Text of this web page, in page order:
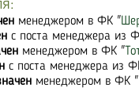
менеджером в ФК "
с поста менеджера из
менеджером в ФК "
с поста менеджера из
менеджером в ФК "